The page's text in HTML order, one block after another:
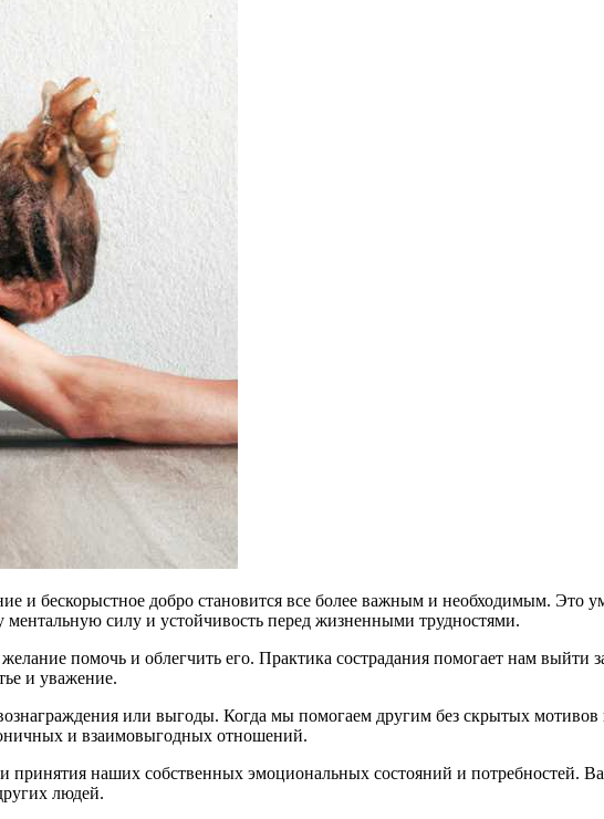
и бескорыстное добро становится все более важным и необходимым. Это
силу и устойчивость перед жизненными трудностями.
помочь и облегчить его. Практика сострадания помогает нам выйти
и уважение.
или выгоды. Когда мы помогаем другим без скрытых
и взаимовыгодных отношений.
принятия наших собственных эмоциональных состояний и потребностей.
людей.